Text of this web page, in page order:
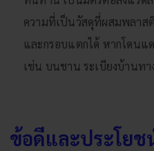
ความที่เป็นวัสดุที่ผสมพลาส
และกรอบแตกได้ หากโดน
เช่น บนชาน ระเบียงบ้านท
ข้อดีและประโยช